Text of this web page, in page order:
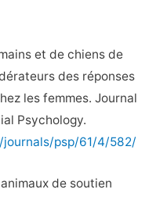
et de chiens de
des réponses
les femmes. Journal
Psychology.
psp/61/4/582/
de soutien